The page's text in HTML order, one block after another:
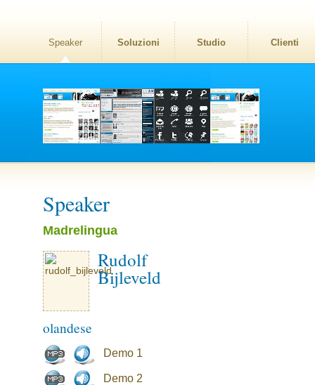
Speaker Soluzioni Studio Clienti
Speaker
Madrelingua
Rudolf
Bijleveld
olandese
Demo 1
Demo 2